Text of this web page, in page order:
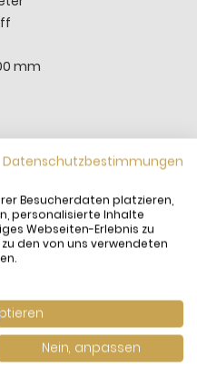
mm
Datenschutzbestimmungen
Besucherdaten platzieren,
personalisierte Inhalte
Webseiten-Erlebnis zu
den von uns verwendeten
Nein, anpassen